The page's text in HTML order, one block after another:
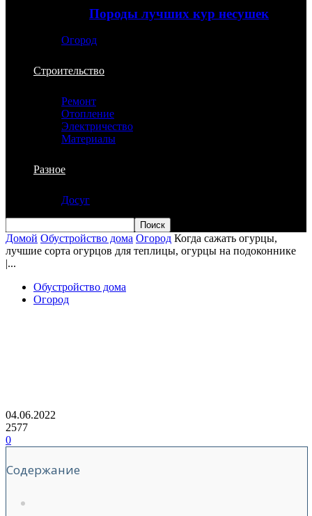
Породы лучших кур несушек
Огород
Строительство
Ремонт
Отопление
Электричество
Материалы
Разное
Досуг
Домой Обустройство дома Огород Когда сажать огурцы,
лучшие сорта огурцов для теплицы, огурцы на подоконнике
|...
Обустройство дома
Огород
04.06.2022
2577
0
Содержание